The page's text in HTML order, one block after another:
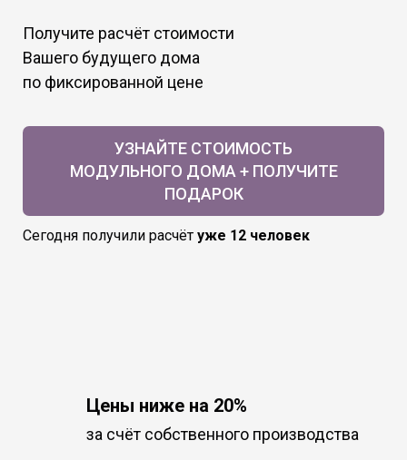
Получите расчёт стоимости
Вашего будущего дома
по фиксированной цене
УЗНАЙТЕ СТОИМОСТЬ
МОДУЛЬНОГО ДОМА + ПОЛУЧИТЕ
ПОДАРОК
Сегодня получили расчёт уже 12 человек
Цены ниже на 20%
за счёт собственного производства